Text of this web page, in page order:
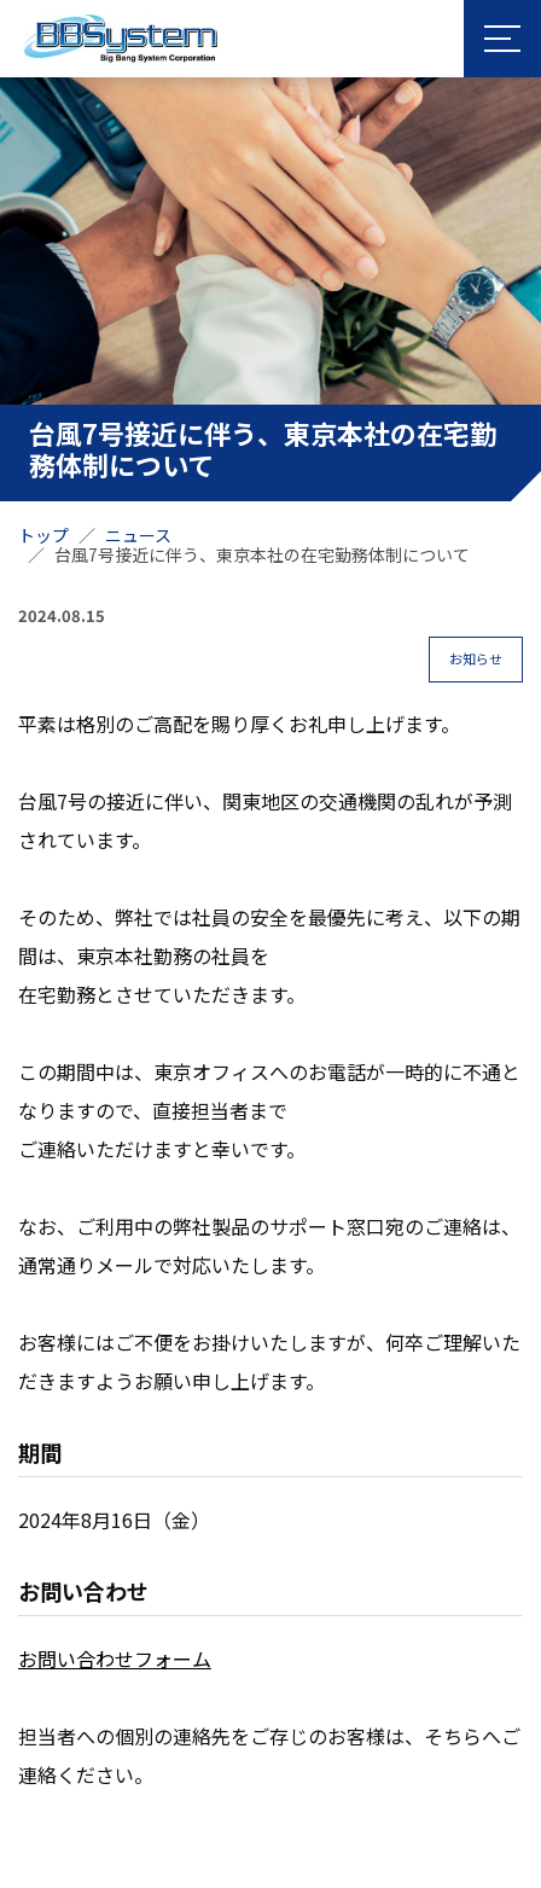
台風7号接近に伴う、東京本社の在宅勤
務体制について
トップ
ニュース
台風7号接近に伴う、東京本社の在宅勤務体制について
2024.08.15
お知らせ
平素は格別のご高配を賜り厚くお礼申し上げます。
台風7号の接近に伴い、関東地区の交通機関の乱れが予測
されています。
そのため、弊社では社員の安全を最優先に考え、以下の期
間は、東京本社勤務の社員を
在宅勤務とさせていただきます。
この期間中は、東京オフィスへのお電話が一時的に不通と
なりますので、直接担当者まで
ご連絡いただけますと幸いです。
なお、ご利用中の弊社製品のサポート窓口宛のご連絡は、
通常通りメールで対応いたします。
お客様にはご不便をお掛けいたしますが、何卒ご理解いた
だきますようお願い申し上げます。
期間
2024年8月16日（金）
お問い合わせ
お問い合わせフォーム
担当者への個別の連絡先をご存じのお客様は、そちらへご
連絡ください。